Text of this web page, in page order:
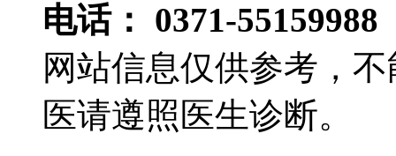
电话： 0371-55159988
网站信息仅供参考，
医请遵照医生诊断。